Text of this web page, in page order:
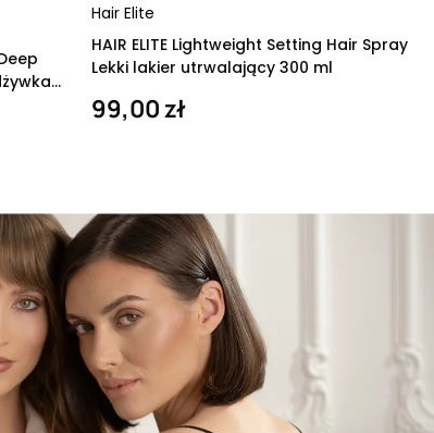
Hair Elite
HAIR ELITE Lightweight Setting Hair Spray
Lekki lakier utrwalający 300 ml
99,00 zł